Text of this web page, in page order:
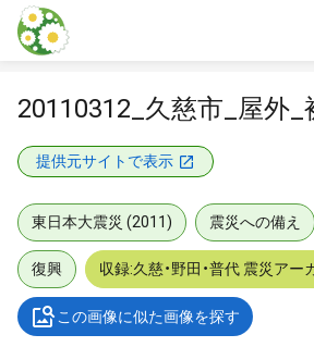
本文に飛ぶ
20110312_久慈市_屋外_
提供元サイトで表示
東日本大震災 (2011) 震災への備え
復興 収録:久慈・野田・普代 震災アー
この画像に似た画像を探す